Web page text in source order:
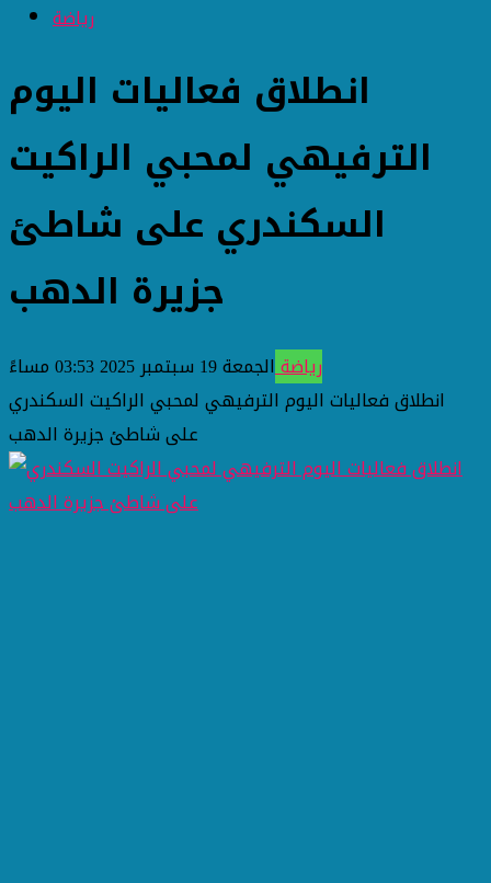
رياضة
انطلاق فعاليات اليوم
الترفيهي لمحبي الراكيت
السكندري على شاطئ
جزيرة الدهب
رياضةالجمعة 19 سبتمبر 2025 03:53 مساءً
انطلاق فعاليات اليوم الترفيهي لمحبي الراكيت السكندري
على شاطئ جزيرة الدهب